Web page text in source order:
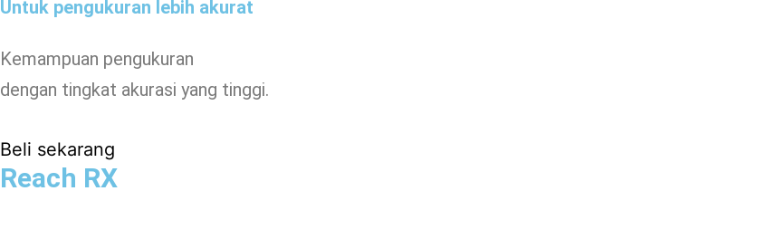
Untuk pengukuran lebih akurat
Kemampuan pengukuran
dengan tingkat akurasi yang tinggi.
Beli sekarang
Reach RX